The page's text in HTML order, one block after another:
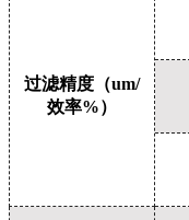
过滤精度（um/
效率%）